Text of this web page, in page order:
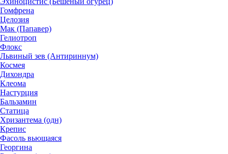
Гомфрена
Целозия
Мак (Папавер)
Гелиотроп
Флокс
Львиный зев (Антириннум)
Космея
Дихондра
Клеома
Настурция
Бальзамин
Статица
Хризантема (одн)
Крепис
Фасоль вьющаяся
Георгина